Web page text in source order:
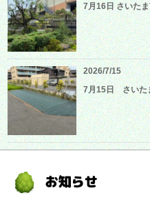
7月16日 さいた
2026/7/15
7月15日 さいた